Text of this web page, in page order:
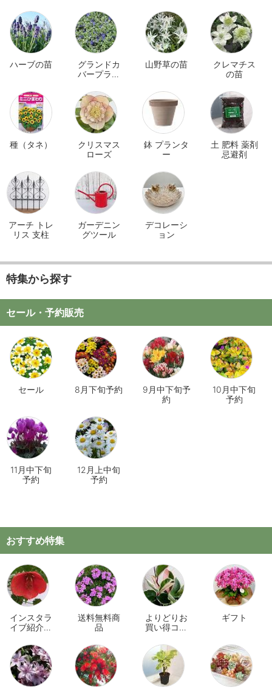
ハーブの苗
グランドカ
バープラン
山野草の苗
クレマチス
の苗
種（タネ）
クリスマス
ローズ
鉢 プランタ
ー
土 肥料 薬剤
忌避剤
アーチ トレ
リス 支柱
ガーデニン
グツール
デコレーシ
ョン
特集から探す
セール・予約販売
セール 8月下旬予約
9月中下旬予
約
10月中下旬
予約
11月中下旬
予約
12月上中旬
予約
おすすめ特集
インスタラ
イブ紹介商
送料無料商
品
よりどりお
買い得コー
ギフト